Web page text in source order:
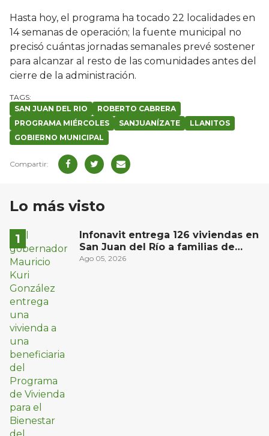
Hasta hoy, el programa ha tocado 22 localidades en
14 semanas de operación; la fuente municipal no
precisó cuántas jornadas semanales prevé sostener
para alcanzar al resto de las comunidades antes del
cierre de la administración.
SAN JUAN DEL RIO
ROBERTO CABRERA
PROGRAMA MIÉRCOLES
SANJUANÍZATE
LLANITOS
GOBIERNO MUNICIPAL
Lo más visto
Infonavit entrega 126 viviendas en
San Juan del Río a familias de
bajos ingresos
Ago 05, 2026